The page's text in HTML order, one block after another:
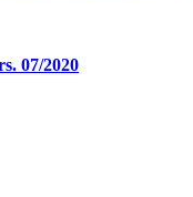
07/2020